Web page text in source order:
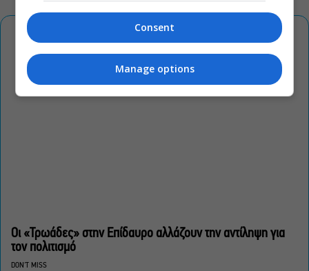
Οι «Τρωάδες» στην Επίδαυρο αλλάζουν την αντίληψη για
τον πολιτισμό
DON'T MISS
Consent
Manage options